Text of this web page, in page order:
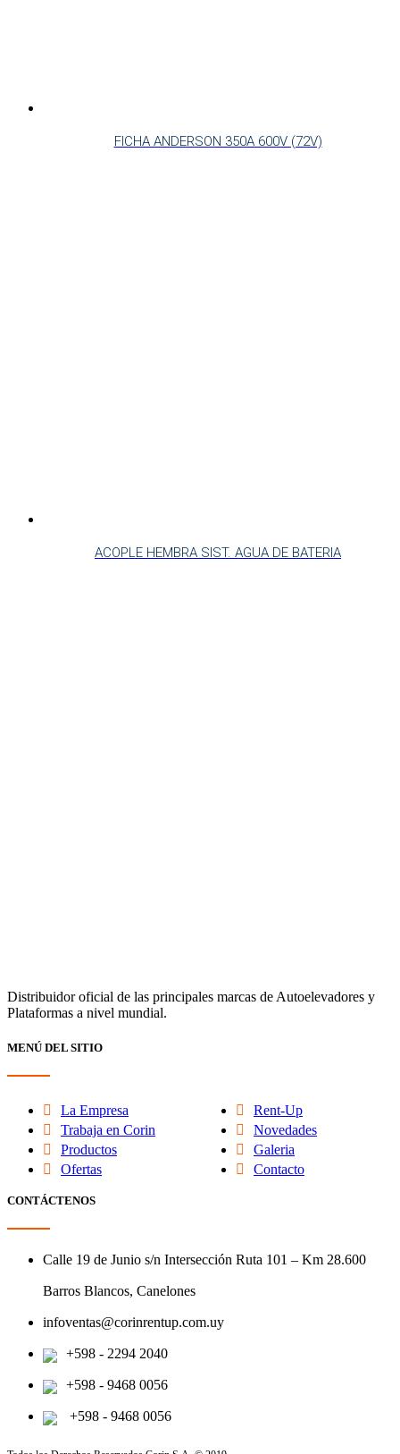
FICHA ANDERSON 350A 600V (72V)
ACOPLE HEMBRA SIST. AGUA DE BATERIA
Distribuidor oficial de las principales marcas de Autoelevadores y
Plataformas a nivel mundial.
MENÚ DEL SITIO
La Empresa
Trabaja en Corin
Productos
Ofertas
Rent-Up
Novedades
Galeria
Contacto
CONTÁCTENOS
Calle 19 de Junio s/n Intersección Ruta 101 – Km 28.600
Barros Blancos, Canelones
infoventas@corinrentup.com.uy
+598 - 2294 2040
+598 - 9468 0056
+598 - 9468 0056